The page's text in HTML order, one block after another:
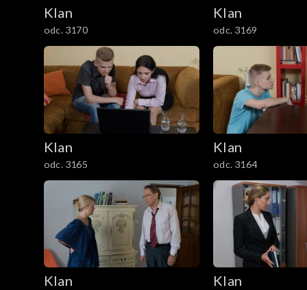
2001–2100
1901–2000
1801–1900
1701–1800
1601–1700
1501–1600
1401–1500
1301–1400
Klan
odc. 3170
Klan
odc. 3169
Klan
odc. 3165
Klan
odc. 3164
Klan Klan